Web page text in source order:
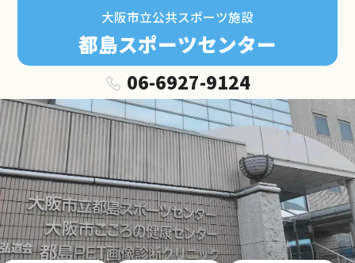
大阪市立公共スポーツ施設
都島スポーツセンター
06-6927-9124